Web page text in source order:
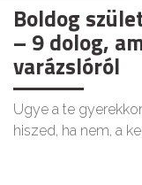
Boldog
– 9 dolog,
varázslóról
Ugye a te
hiszed, ha nem, a